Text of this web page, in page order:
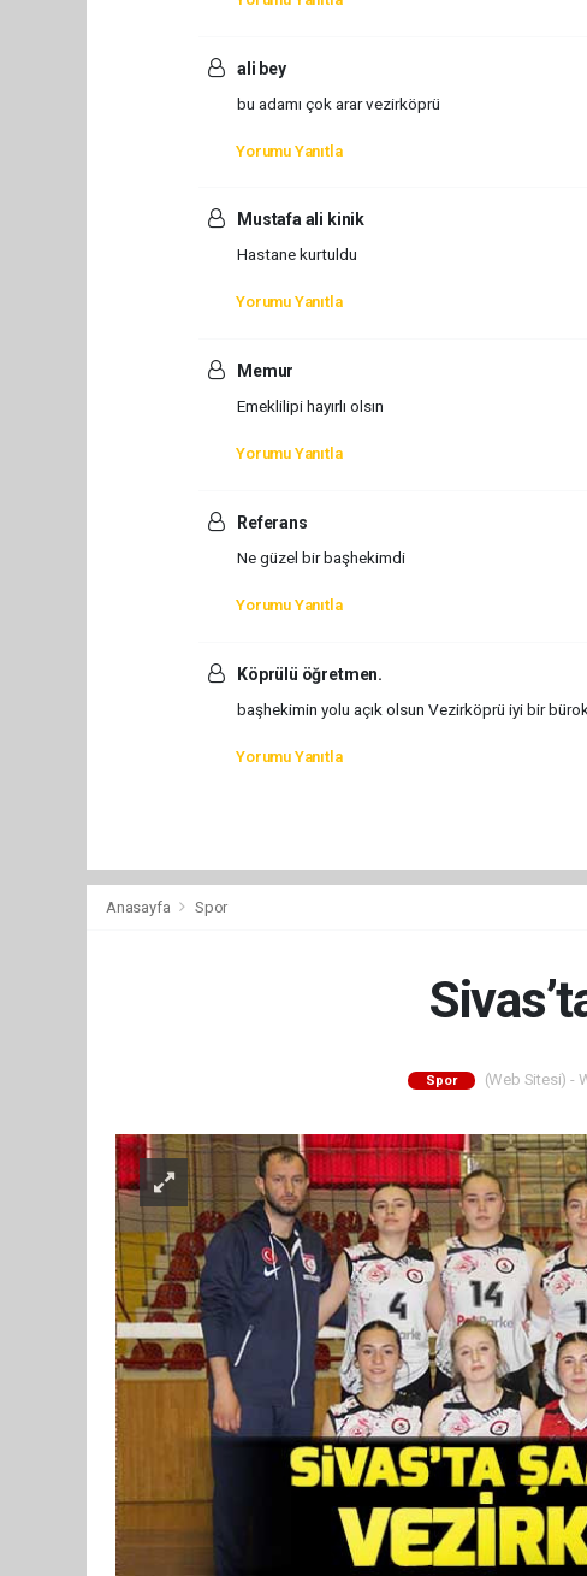
ali bey
bu adamı çok arar vezirköprü
Yorumu Yanıtla
Mustafa ali kinik
Hastane kurtuldu
Yorumu Yanıtla
Memur
Emeklilipi hayırlı olsın
Yorumu Yanıtla
Referans
Ne güzel bir başhekimdi
Yorumu Yanıtla
Köprülü öğretmen.
başhekimin yolu açık olsun Vezirköprü iyi bir
Yorumu Yanıtla
Anasayfa Spor
Spor (Web Sitesi) -